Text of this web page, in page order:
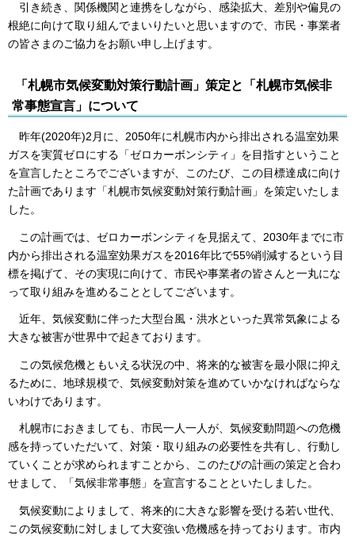
引き続き、関係機関と連携をしながら、感染拡大、差別や偏見の
根絶に向けて取り組んでまいりたいと思いますので、市民・事業者
の皆さまのご協力をお願い申し上げます。
「札幌市気候変動対策行動計画」策定と「札幌市気候非
常事態宣言」について
昨年(2020年)2月に、2050年に札幌市内から排出される温室効果
ガスを実質ゼロにする「ゼロカーボンシティ」を目指すということ
を宣言したところでございますが、このたび、この目標達成に向け
た計画であります「札幌市気候変動対策行動計画」を策定いたしま
した。
この計画では、ゼロカーボンシティを見据えて、2030年までに市
内から排出される温室効果ガスを2016年比で55%削減するという目
標を掲げて、その実現に向けて、市民や事業者の皆さんと一丸にな
って取り組みを進めることとしてございます。
近年、気候変動に伴った大型台風・洪水といった異常気象による
大きな被害が世界中で起きております。
この気候危機ともいえる状況の中、将来的な被害を最小限に抑え
るために、地球規模で、気候変動対策を進めていかなければならな
いわけであります。
札幌市におきましても、市民一人一人が、気候変動問題への危機
感を持っていただいて、対策・取り組みの必要性を共有し、行動し
ていくことが求められますことから、このたびの計画の策定と合わ
せまして、「気候非常事態」を宣言することといたしました。
気候変動によりまして、将来的に大きな影響を受ける若い世代、
この気候変動に対しまして大変強い危機感を持っております。市内